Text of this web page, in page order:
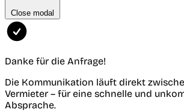
Close modal
Danke für die Anfrage!
Die Kommunikation läuft direkt
Vermieter – für eine schnelle und
Absprache.